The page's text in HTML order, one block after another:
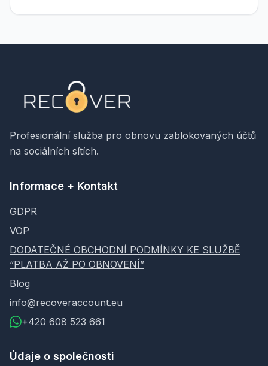
Profesionální služba pro obnovu zablokovaných účtů
na sociálních sítích.
Informace + Kontakt
GDPR
VOP
DODATEČNÉ OBCHODNÍ PODMÍNKY KE SLUŽBĚ
“PLATBA AŽ PO OBNOVENÍ”
Blog
info@recoveraccount.eu
+420 608 523 661
Údaje o společnosti